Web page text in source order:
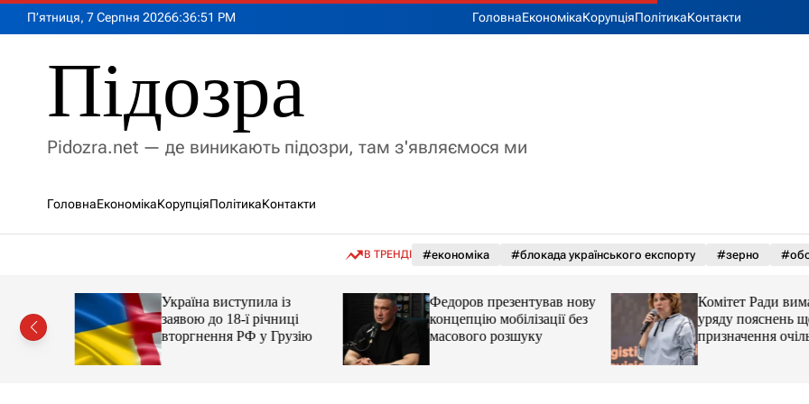
П’ятниця, 7 Серпня 20266:36:53 PM ГоловнаЕкономікаКорупціяПолітикаКонтакти
Підозра
Pidozra.net — де виникають підозри, там з'являємося ми
ГоловнаЕкономікаКорупціяПолітикаКонтакти
В ТРЕНДІ #економіка #блокада українського експорту #зерно
Україна виступила із
заявою до 18-ї річниці
вторгнення РФ у Грузію
Федоров презентував нову
концепцію мобілізації без
масового розшуку
Комітет Ради
уряду пояснень
призначення
Мінцифри